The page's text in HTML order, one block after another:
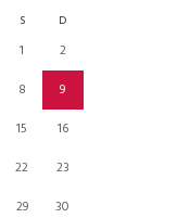
S D
1
2
8
9
15
16
22
23
29
30